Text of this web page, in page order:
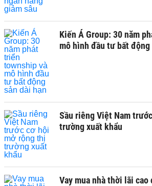
Kiến Á Group: 30 năm
mô hình đầu tư bất động
Sầu riêng Việt Nam
trường xuất khẩu
Vay mua nhà thời lãi cao